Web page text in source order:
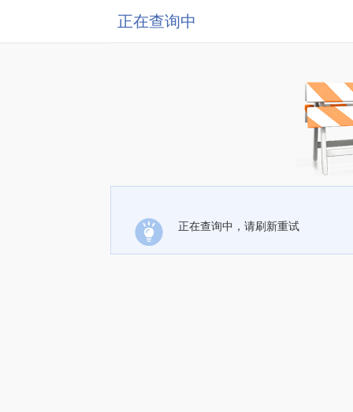
正在查询中
正在查询中，请刷新重试